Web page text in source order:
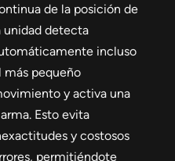
de la posición de
unidad detecta
incluso
más pequeño
y activa una
Esto evita
y costosos
permitiéndote